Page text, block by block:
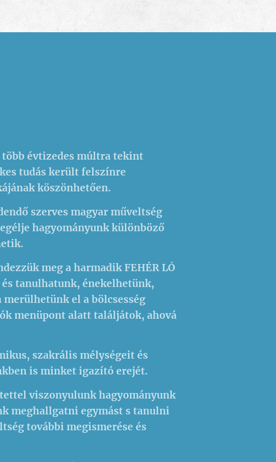
több évtizedes múltra tekint
tudás került felszínre
köszönhetően.
szerves magyar műveltség
hagyományunk különböző
meg a harmadik FEHÉR LÓ
tanulhatunk, énekelhetünk,
el a bölcsesség
menüpont alatt találjátok, ahová
szakrális mélységeit és
is minket igazító erejét.
viszonyulunk hagyományunk
meghallgatni egymást s tanulni
további megismerése és